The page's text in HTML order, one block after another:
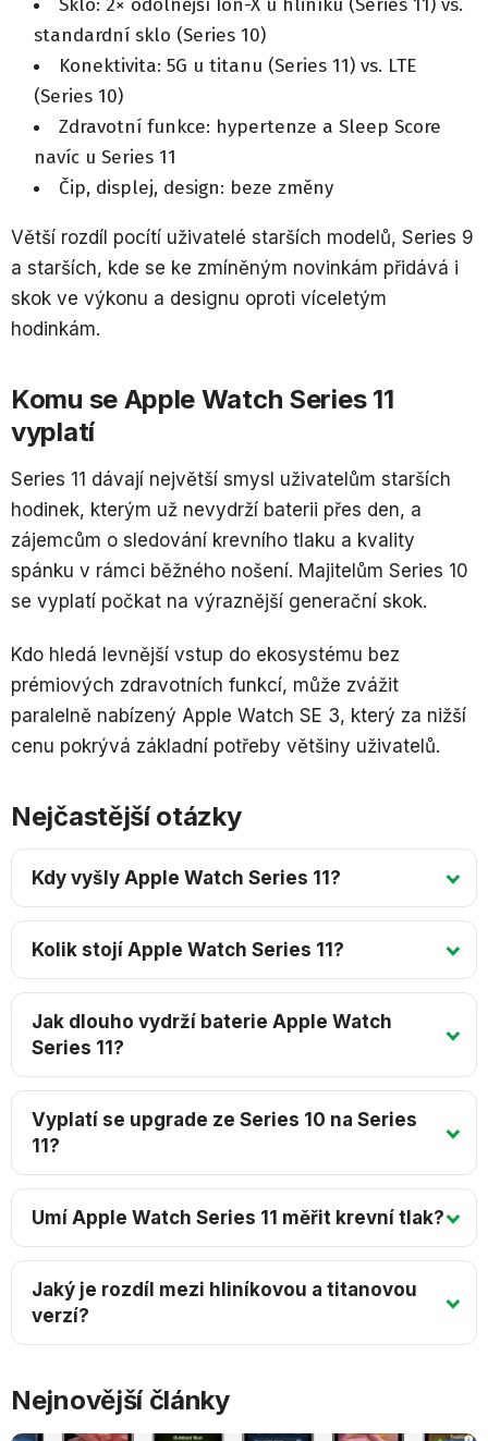
standardní sklo (Series 10)
Konektivita: 5G u titanu (Series 11) vs. LTE
(Series 10)
Zdravotní funkce: hypertenze a Sleep Score
navíc u Series 11
Čip, displej, design: beze změny
Větší rozdíl pocítí uživatelé starších modelů, Series 9
a starších, kde se ke zmíněným novinkám přidává i
skok ve výkonu a designu oproti víceletým
hodinkám.
Komu se Apple Watch Series 11
vyplatí
Series 11 dávají největší smysl uživatelům starších
hodinek, kterým už nevydrží baterii přes den, a
zájemcům o sledování krevního tlaku a kvality
spánku v rámci běžného nošení. Majitelům Series 10
se vyplatí počkat na výraznější generační skok.
Kdo hledá levnější vstup do ekosystému bez
prémiových zdravotních funkcí, může zvážit
paralelně nabízený Apple Watch SE 3, který za nižší
cenu pokrývá základní potřeby většiny uživatelů.
Nejčastější otázky
Kdy vyšly Apple Watch Series 11?
Kolik stojí Apple Watch Series 11?
Jak dlouho vydrží baterie Apple Watch
Series 11?
Vyplatí se upgrade ze Series 10 na Series
11?
Umí Apple Watch Series 11 měřit krevní tlak?
Jaký je rozdíl mezi hliníkovou a titanovou
verzí?
Nejnovější články